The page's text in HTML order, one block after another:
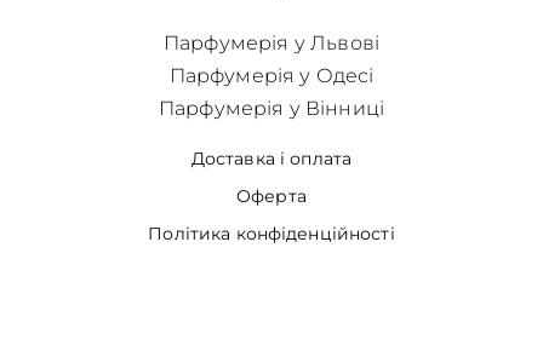
Доставка і оплата
Оферта
Політика конфіденційності
Парфумерія у Львові
Парфумерія у Одесі
Парфумерія у Вінниці